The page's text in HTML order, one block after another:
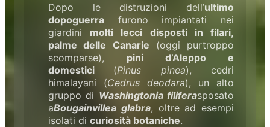
Dopo le distruzioni dell’ultimo
dopoguerra furono impiantati nei
giardini molti lecci disposti in filari,
palme delle Canarie (oggi purtroppo
scomparse), pini d’Aleppo e
domestici (Pinus pinea), cedri
himalayani (Cedrus deodara), un alto
gruppo di Washingtonia filiferasposato
aBougainvillea glabra, oltre ad esempi
isolati di curiosità botaniche.